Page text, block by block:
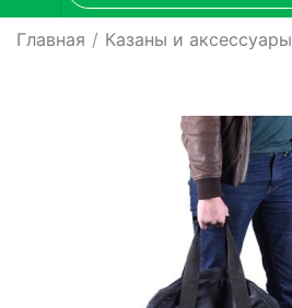
Главная / Казаны и аксессуары